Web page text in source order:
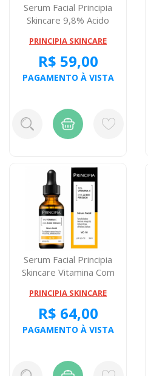
Serum Facial Principia
Skincare 9,8% Acido
PRINCIPIA SKINCARE
R$ 59,00
PAGAMENTO À VISTA
Serum Facial Principia
Skincare Vitamina Com
PRINCIPIA SKINCARE
R$ 64,00
PAGAMENTO À VISTA